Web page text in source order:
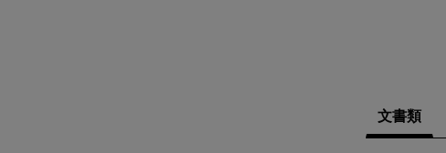
文書類